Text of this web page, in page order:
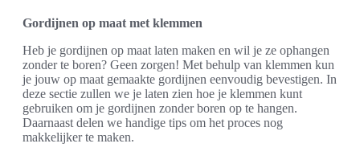
Gordijnen op maat met klemmen
Heb je gordijnen op maat laten maken en wil je ze ophangen
zonder te boren? Geen zorgen! Met behulp van klemmen kun
je jouw op maat gemaakte gordijnen eenvoudig bevestigen. In
deze sectie zullen we je laten zien hoe je klemmen kunt
gebruiken om je gordijnen zonder boren op te hangen.
Daarnaast delen we handige tips om het proces nog
makkelijker te maken.